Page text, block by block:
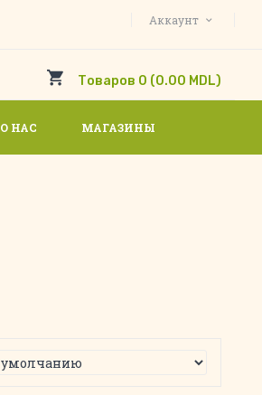
Аккаунт
Товаров 0 (0.00 MDL)
О НАС МАГАЗИНЫ